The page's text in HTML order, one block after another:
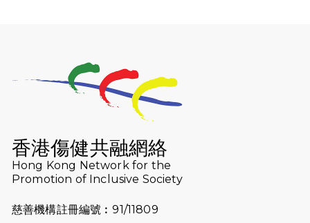
2026-07-23
猛龍長跑隊恆常練習 - 7月23日
（19:00開始）
猛龍長跑隊恆常練習 - 7月16日
2026-07-10
【猛龍戈壁118公里分享暨香港傷健共
融網絡15周年晚宴】
2026-07-09
猛龍長跑隊恆常練習 - 7月9日（19:00
香港傷健共融網絡
Hong Kong Network for the
Promotion of Inclusive Society
慈善機構註冊編號︰91/11809